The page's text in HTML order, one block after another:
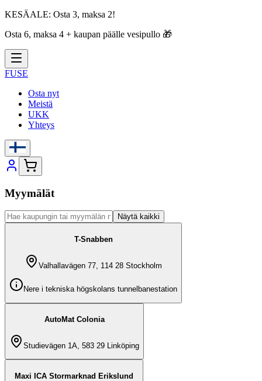
KESÄALE: Osta 3, maksa 2!
Osta 6, maksa 4 + kaupan päälle vesipullo 🎁
FUSE
Osta nyt
Meistä
UKK
Yhteys
Myymälät
Näytä kaikki
T-Snabben
Valhallavägen 77, 114 28 Stockholm
Nere i tekniska högskolans tunnelbanestation
AutoMat Colonia
Studievägen 1A, 583 29 Linköping
Maxi ICA Stormarknad Erikslund